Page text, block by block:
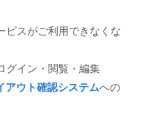
ビスがご利用できなくな
グイン・閲覧・編集
アウト確認システムへの